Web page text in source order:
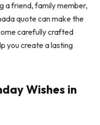
a friend, family member,
quote can make the
carefully crafted
you create a lasting
Wishes in